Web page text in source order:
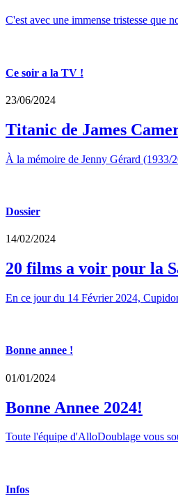
C'est avec une immense tristesse que
Ce soir a la TV !
23/06/2024
Titanic de James
À la mémoire de Jenny Gérard (1933/
Dossier
14/02/2024
20 films a voir pour la
En ce jour du 14 Février 2024,
Bonne annee !
01/01/2024
Bonne Annee 2024!
Toute l'équipe d'AlloDoublage vous
Infos